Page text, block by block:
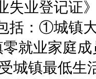
失业登记证
括：①城镇
就业家庭
城镇最低